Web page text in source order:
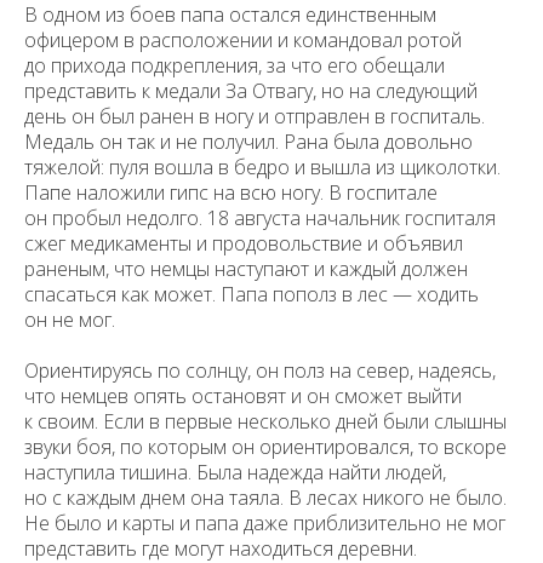
В одном из боев папа остался единственным
офицером в расположении и командовал ротой
до прихода подкрепления, за что его обещали
представить к медали За Отвагу, но на следующий
день он был ранен в ногу и отправлен в госпиталь.
Медаль он так и не получил. Рана была довольно
тяжелой: пуля вошла в бедро и вышла из щиколотки.
Папе наложили гипс на всю ногу. В госпитале
он пробыл недолго. 18 августа начальник госпиталя
сжег медикаменты и продовольствие и объявил
раненым, что немцы наступают и каждый должен
спасаться как может. Папа пополз в лес — ходить
он не мог.
Ориентируясь по солнцу, он полз на север, надеясь,
что немцев опять остановят и он сможет выйти
к своим. Если в первые несколько дней были слышны
звуки боя, по которым он ориентировался, то вскоре
наступила тишина. Была надежда найти людей,
но с каждым днем она таяла. В лесах никого не было.
Не было и карты и папа даже приблизительно не мог
представить где могут находиться деревни.